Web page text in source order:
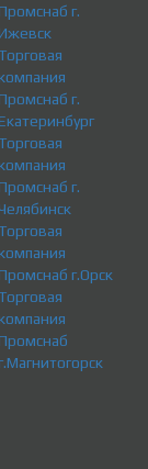
г.
г.
г.
г.Орск